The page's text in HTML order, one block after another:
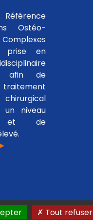
Ostéo-
prise en
afin de
un niveau
et de
Tout refuser